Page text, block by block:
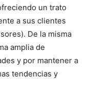
un trato
a sus clientes
De la misma
amplia de
y por mantener a
tendencias y